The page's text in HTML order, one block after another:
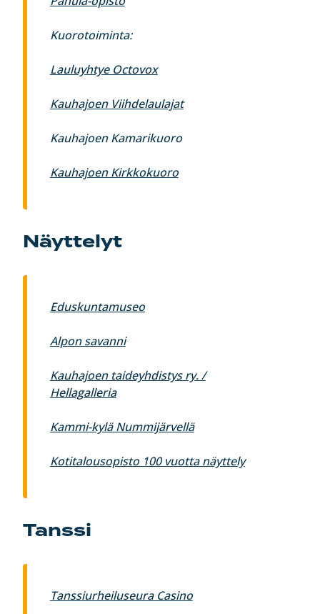
Kuorotoiminta:
Lauluyhtye Octovox
Kauhajoen Viihdelaulajat
Kauhajoen Kamarikuoro
Kauhajoen Kirkkokuoro
Näyttelyt
Eduskuntamuseo
Alpon savanni
Kauhajoen taideyhdistys ry. /
Hellagalleria
Kammi-kylä Nummijärvellä
Kotitalousopisto 100 vuotta näyttely
Tanssi
Tanssiurheiluseura Casino